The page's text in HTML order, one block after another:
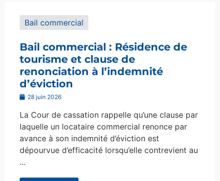
Bail commercial
Bail commercial : Résidence de
tourisme et clause de
renonciation à l’indemnité
d’éviction
28 juin 2026
La Cour de cassation rappelle qu’une clause par
laquelle un locataire commercial renonce par
avance à son indemnité d’éviction est
dépourvue d’efficacité lorsqu’elle contrevient au
...